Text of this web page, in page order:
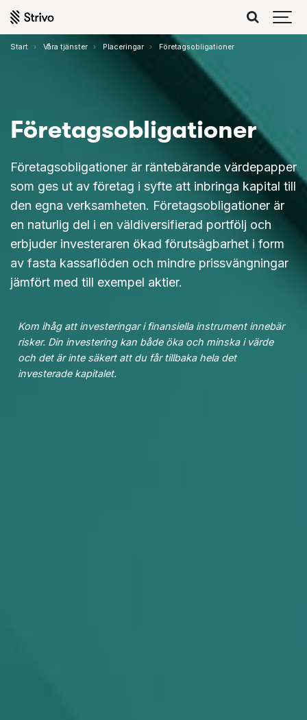
Start Våra tjänster Placeringar Företagsobligationer
Företags­obligationer
Företagsobligationer är räntebärande värdepapper
som ges ut av företag i syfte att inbringa kapital till
den egna verksamheten. Företagsobligationer är
en naturlig del i en väldiversifierad portfölj och
erbjuder investeraren ökad förutsägbarhet i form
av fasta kassaflöden och mindre prissvängningar
jämfört med till exempel aktier.
Kom ihåg att investeringar i finansiella instrument innebär
risker. Din investering kan både öka och minska i värde
och det är inte säkert att du får tillbaka hela det
investerade kapitalet.